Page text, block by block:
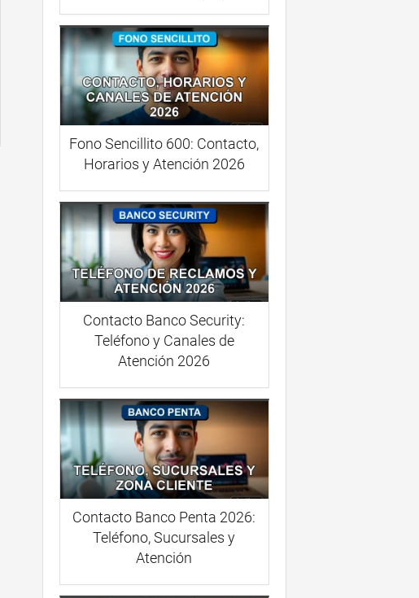
Fono Sencillito 600: Contacto,
Horarios y Atención 2026
Contacto Banco Security:
Teléfono y Canales de
Atención 2026
Contacto Banco Penta 2026:
Teléfono, Sucursales y
Atención